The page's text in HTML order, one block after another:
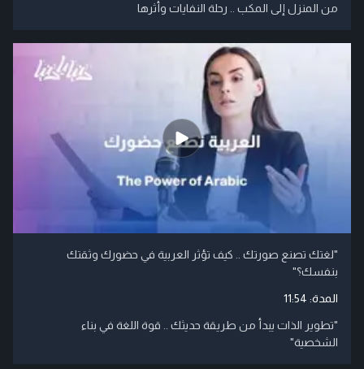
من المنزل إلى المكب .. رحلة النفايات وأثرها
"لغتك تصنع صورتك .. كيف تؤثر العربية في حضورك وثقتك
بنفسك؟"
المدة: 11:54
"تطوير الذات يبدأ من طريقة حديثك .. قوة اللغة في بناء
الشخصية"